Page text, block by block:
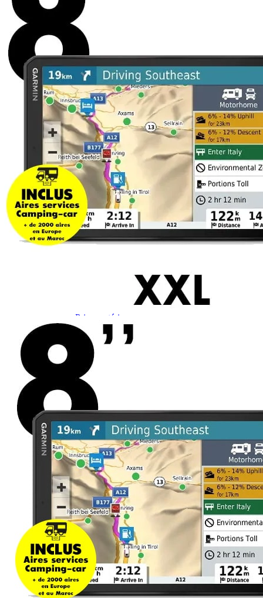
Accessoires panneaux solaires
Batteries
Batteries Lithium
Batteries LIONTRON
Stations électriques portables
Accessoires batteries
Chargeurs de batteries
Séparateurs de batteries
Gamme VICTRON ENERGY
Piles à combustible
Groupes Electrogènes
Convertisseurs 12V - 230V
Transformateurs 230V - 12V
ECLAIRAGES
Ampoules et tubes fluo
Ampoules à LEDS
Eclairages intérieur
Eclairages extérieur
Eclairage portatif et piles
Feux de signalisation
Feux de signalisation arrière
ELECTRICITE
Avec prise USB
Prises P17 et 230V
Prolongateurs et enrouleurs
Câbles électriques
Fusibles et cosses
Prises extérieures caravane
EQUIPEMENT INTERIEUR
EQUIPEMENT CABINE & CELLULE
Embases pivotantes
Equipement pour la cabine
Stores de cabine REMIfront
Volets isolants extérieurs
Volets isolants intérieurs
Volets isolants SOPLAIR Intermik
Pare-soleil VISIOPLAIR
SOLUTIONS de couchage
Pour la literie
Couchages lits tout fait
AMÉNAGEMENTS & RANGEMENTS
Isolation thermique et phonique
Tableau de bord
Tapis de cabine
Housses de sièges
Rideaux de porte et moustiquaires
Accessoires rideaux volets
Gamme d'accessoires pliables
Solutions Rangement PURVARIO
Accessoires rangement cellule
Accessoires toilettes
Pied de table et accessoires
ART DE LA TABLE
Lot de Vaisselle Mélamine
Nouveautés
Déstockage
Ventes Flash
Reconditionnés
Nos Véhicules en concession
Le Magasin
Concession & Véhicules
Nos véhicules Neufs
Nos véhicules Occasions
Le magasin